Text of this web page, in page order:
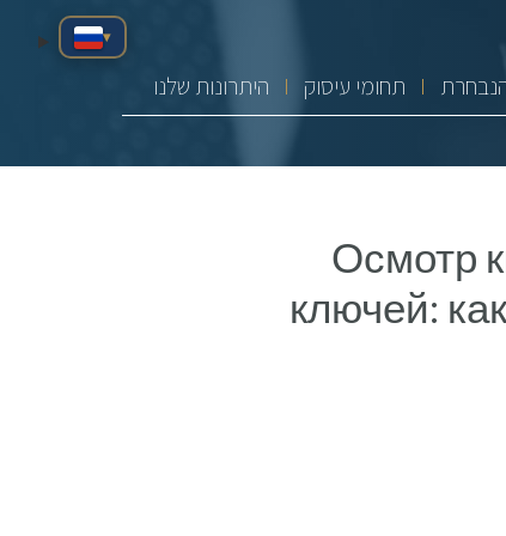
היתרונות שלנו תחומי עיסוק
Осмотр
ключей:
▾